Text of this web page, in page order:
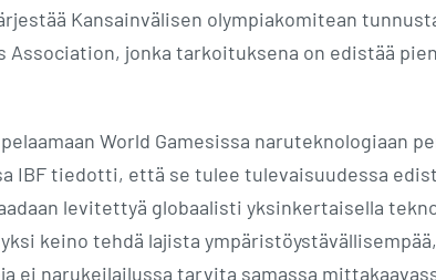
Kansainvälisen olympiakomitean
Association, jonka tarkoituksena on edistää
World Gamesissa naruteknologiaan
IBF tiedotti, että se tulee tulevaisuudessa
levitettyä globaalisti yksinkertaisella
keino tehdä lajista
ei narukeilailussa tarvita samassa